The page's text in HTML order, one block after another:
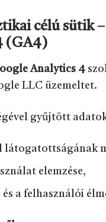
célú sütik
(GA4)
Analytics 4
LLC üzemeltet.
gyűjtött
látogatottságának
elemzése,
a felhasználói